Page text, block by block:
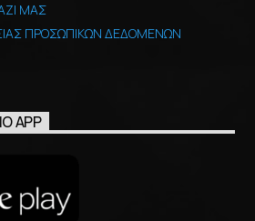
ΜΑΣ
ΠΡΟΣΩΠΙΚΩΝ ΔΕΔΟΜΕΝΩΝ
APP